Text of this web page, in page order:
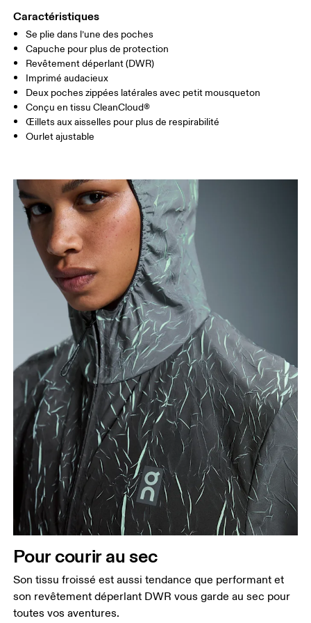
Glisser horizontalement pour en savoir plus
Comment se mesurer
Buste
en gardant le ruban à l’horizontale.
Taille
Mesurez votre tour de taille au dessus du nombril,
là où la taille est la plus fine.
Mesurez votre tour de hanches sur la partie la plus
large.
Caractéristiques
Se plie dans l’une des poches
Capuche pour plus de protection
Revêtement déperlant (DWR)
Imprimé audacieux
Deux poches zippées latérales avec petit mousqueton
Conçu en tissu CleanCloud®
Œillets aux aisselles pour plus de respirabilité
Ourlet ajustable
Pour courir au sec
Son tissu froissé est aussi tendance que performant et
son revêtement déperlant DWR vous garde au sec pour
toutes vos aventures.